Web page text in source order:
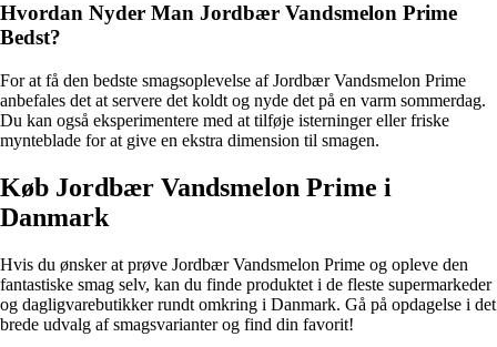
Hvordan Nyder Man Jordbær Vandsmelon Prime
Bedst?
For at få den bedste smagsoplevelse af Jordbær Vandsmelon Prime
anbefales det at servere det koldt og nyde det på en varm sommerdag.
Du kan også eksperimentere med at tilføje isterninger eller friske
mynteblade for at give en ekstra dimension til smagen.
Køb Jordbær Vandsmelon Prime i
Danmark
Hvis du ønsker at prøve Jordbær Vandsmelon Prime og opleve den
fantastiske smag selv, kan du finde produktet i de fleste supermarkeder
og dagligvarebutikker rundt omkring i Danmark. Gå på opdagelse i det
brede udvalg af smagsvarianter og find din favorit!